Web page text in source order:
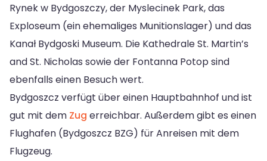
Rynek w Bydgoszczy, der Myslecinek Park, das
Exploseum (ein ehemaliges Munitionslager) und das
Kanał Bydgoski Museum. Die Kathedrale St. Martin’s
and St. Nicholas sowie der Fontanna Potop sind
ebenfalls einen Besuch wert.
Bydgoszcz verfügt über einen Hauptbahnhof und ist
gut mit dem Zug erreichbar. Außerdem gibt es einen
Flughafen (Bydgoszcz BZG) für Anreisen mit dem
Flugzeug.